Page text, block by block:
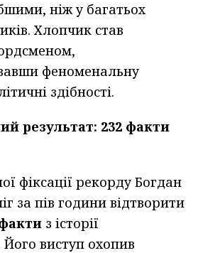
ніж у багатьох
Хлопчик став
феноменальну
здібності.
результат: 232 факти
фіксації рекорду Богдан
за пів години відтворити
з історії
Його виступ охопив